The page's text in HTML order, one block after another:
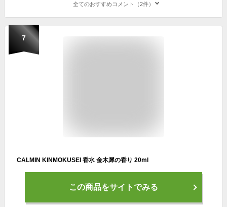
全てのおすすめコメント（2件）
7
CALMIN KINMOKUSEI 香水 金木犀の香り 20ml
この商品をサイトでみる